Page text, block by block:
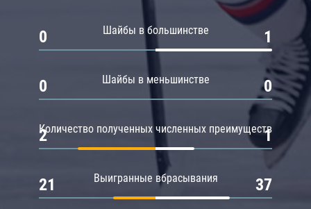
Шайбы в большинстве
0 1
Шайбы в меньшинстве
0 0
Количество полученных численных преимуществ
2 1
Выигранные вбрасывания
21 37